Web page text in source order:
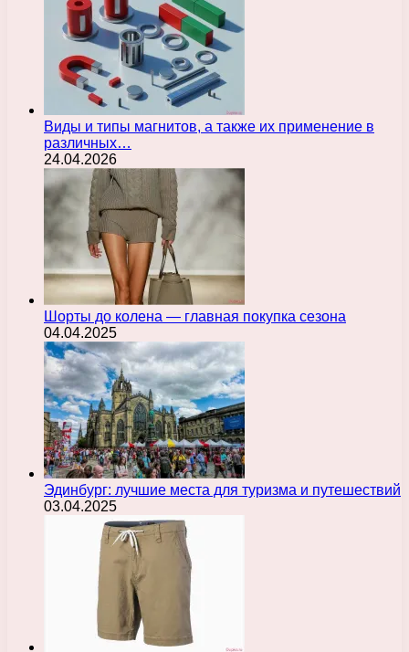
Виды и типы магнитов, а также их применение в
различных…
24.04.2026
Шорты до колена — главная покупка сезона
04.04.2025
Эдинбург: лучшие места для туризма и путешествий
03.04.2025